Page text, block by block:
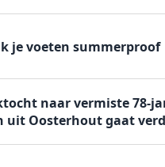
je voeten summerproof
naar vermiste 78-
uit Oosterhout gaat